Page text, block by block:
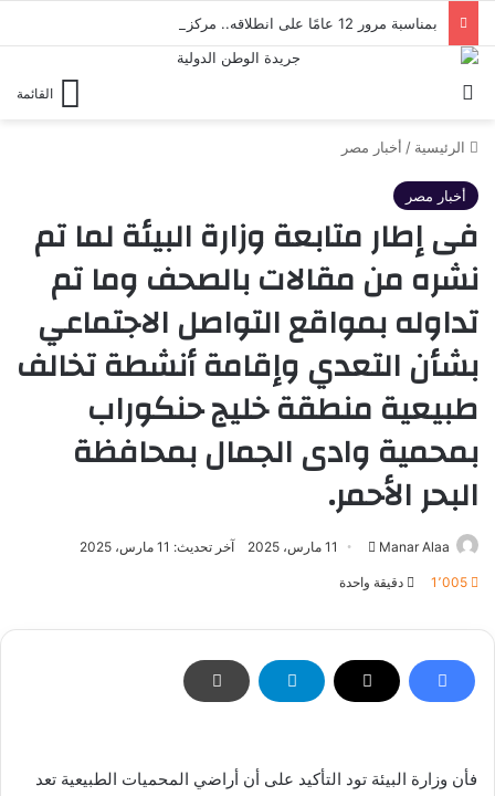
القائمة
الرئيسية / أخبار مصر
أخبار مصر
فى إطار متابعة وزارة البيئة لما تم
نشره من مقالات بالصحف وما تم
تداوله بمواقع التواصل الاجتماعي
بشأن التعدي وإقامة أنشطة تخالف
طبيعية منطقة خليج حنكوراب
بمحمية وادى الجمال بمحافظة
البحر الأحمر.
Manar Alaa
أرسل
11 مارس، 2025 آخر تحديث: 11 مارس، 2025
1٬005 دقيقة واحدة
فأن وزارة البيئة تود التأكيد على أن أراضي المحميات الطبيعية تعد